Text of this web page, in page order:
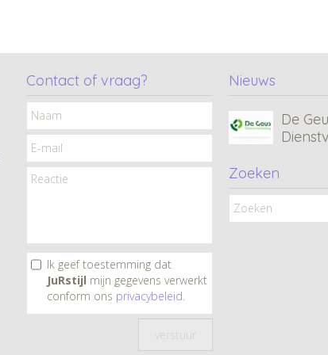
Contact of vraag?
Ik geef toestemming dat
JuRstijl mijn gegevens verwerkt
conform ons privacybeleid
Nieuws
De
Zoeken